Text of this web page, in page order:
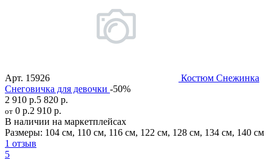
Арт. 15926
Костюм Снежинка
Снеговичка для девочки -50%
2 910 р.5 820 р.
от 0 р.2 910 р.
В наличии на маркетплейсах
Размеры: 104 см, 110 см, 116 см, 122 см, 128 см, 134 см, 140 см
1 отзыв
5